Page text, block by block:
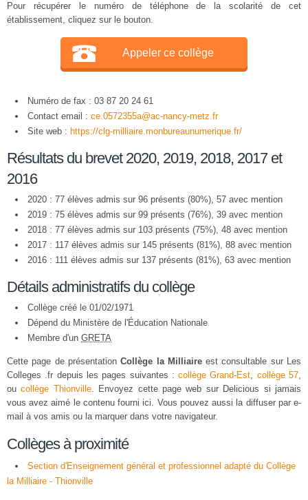
Pour récupérer le numéro de téléphone de la scolarité de cet
établissement, cliquez sur le bouton.
Appeler ce collège
Numéro de fax : 03 87 20 24 61
Contact email : ce.0572355a@ac-nancy-metz.fr
Site web : https://clg-milliaire.monbureaunumerique.fr/
Résultats du brevet 2020, 2019, 2018, 2017 et
2016
2020 : 77 élèves admis sur 96 présents (80%), 57 avec mention
2019 : 75 élèves admis sur 99 présents (76%), 39 avec mention
2018 : 77 élèves admis sur 103 présents (75%), 48 avec mention
2017 : 117 élèves admis sur 145 présents (81%), 88 avec mention
2016 : 111 élèves admis sur 137 présents (81%), 63 avec mention
Détails administratifs du collège
Collège créé le 01/02/1971
Dépend du Ministère de l'Éducation Nationale
Membre d'un GRETA
Cette page de présentationCollège la Milliaireest consultable sur Les
Colleges .fr depuis les pages suivantes :collège Grand-Est, collège 57,
oucollège Thionville. Envoyez cette page web sur Delicious si jamais
vous avez aimé le contenu fourni ici. Vous pouvez aussi la diffuser par e-
mail à vos amis ou la marquer dans votre navigateur.
Collèges à proximité
Section d'Enseignement général et professionnel adapté du Collège
la Milliaire - Thionville